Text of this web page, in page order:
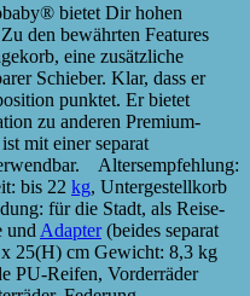
bietet Dir hohen
den bewährten Features
eine zusätzliche
Schieber. Klar, dass er
punktet. Er bietet
zu anderen Premium-
mit einer separat
Altersempfehlung:
bis 22 kg, Untergestellkorb
für die Stadt, als Reise-
und Adapter(beides separat
25(H) cm Gewicht: 8,3 kg
PU-Reifen, Vorderräder